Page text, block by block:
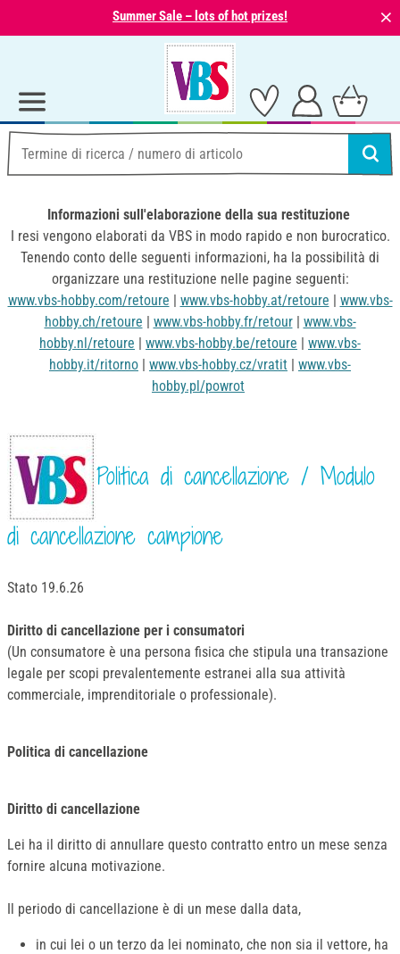
Summer Sale – lots of hot prizes! ⨯
Informazioni sull'elaborazione della sua restituzione
I resi vengono elaborati da VBS in modo rapido e non burocratico.
Tenendo conto delle seguenti informazioni, ha la possibilità di
organizzare una restituzione nelle pagine seguenti:
www.vbs-hobby.com/retoure | www.vbs-hobby.at/retoure | www.vbs-
hobby.ch/retoure | www.vbs-hobby.fr/retour| www.vbs-
hobby.nl/retoure | www.vbs-hobby.be/retoure | www.vbs-
hobby.it/ritorno | www.vbs-hobby.cz/vratit | www.vbs-
hobby.pl/powrot
Politica di cancellazione / Modulo
di cancellazione campione
Stato 19.6.26
Diritto di cancellazione per i consumatori
(Un consumatore è una persona fisica che stipula una transazione
legale per scopi prevalentemente estranei alla sua attività
commerciale, imprenditoriale o professionale).
Politica di cancellazione
Diritto di cancellazione
Lei ha il diritto di annullare questo contratto entro un mese senza
fornire alcuna motivazione.
Il periodo di cancellazione è di un mese dalla data,
in cui lei o un terzo da lei nominato, che non sia il vettore, ha